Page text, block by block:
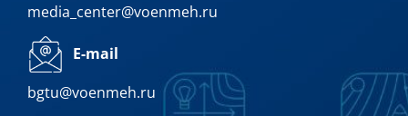
media_center@voenmeh.ru
E-mail
bgtu@voenmeh.ru